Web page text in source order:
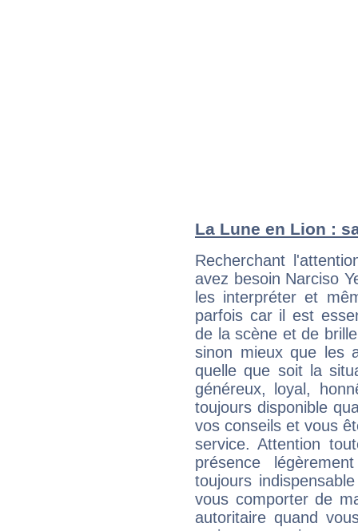
La Lune en Lion :
Recherchant
avez besoin Narciso
les interpréter et
parfois car il est
de la scène et de
sinon mieux que les
quelle que soit la
généreux, loyal,
toujours disponible
vos conseils et vous
service. Attention
présence
toujours
vous comporter de
autoritaire quand